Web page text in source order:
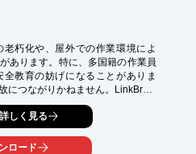
朽化や、屋外での作業環境によ
あります。特に、多国籍の作業員
教育の妨げになることがありま
につながりかねません。LinkBrain
ョン動画で、複雑な安全ルールを
しく見る
ロード